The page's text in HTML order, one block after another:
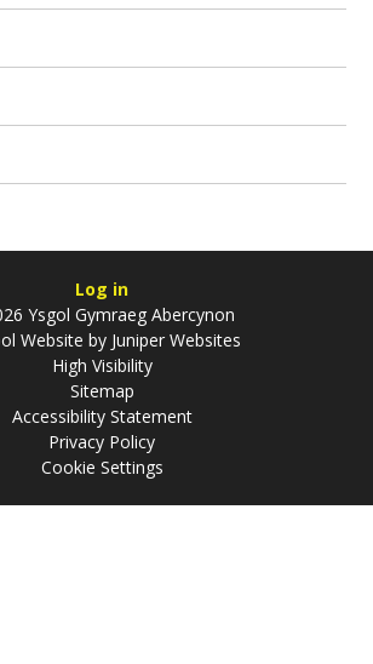
Log in
Ysgol Gymraeg Abercynon
Website by Juniper Websites
High Visibility
Sitemap
Accessibility Statement
Privacy Policy
Cookie Settings